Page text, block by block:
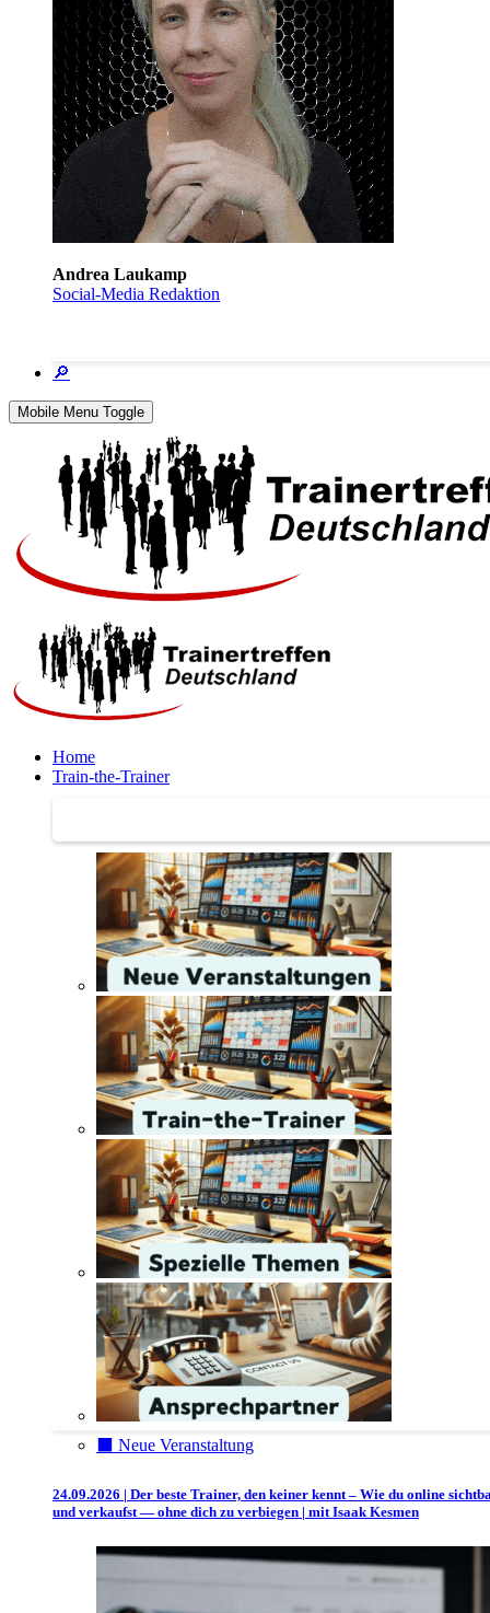
Andrea Laukamp
Social-Media Redaktion
🔎
Mobile Menu Toggle
Home
Train-the-Trainer
⬛️ Neue Veranstaltung
24.09.2026 | Der beste Trainer, den keiner kennt – Wie du online
und verkaufst — ohne dich zu verbiegen | mit Isaak Kesmen